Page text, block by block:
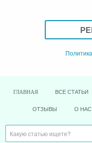
ГЛАВНАЯ ВСЕ СТАТЬИ
ОТЗЫВЫ О НАС